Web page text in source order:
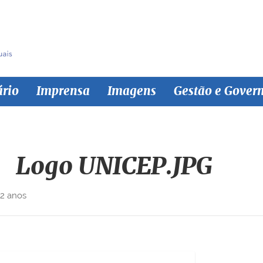
Imprensa Imagens Gestão e
Logo UNICEP.JPG
anos